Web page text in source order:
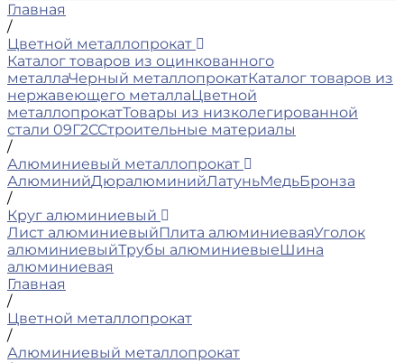
Главная
/
Цветной металлопрокат
Каталог товаров из оцинкованного
металлаЧерный металлопрокатКаталог товаров из
нержавеющего металлаЦветной
металлопрокатТовары из низколегированной
стали 09Г2ССтроительные материалы
/
Алюминиевый металлопрокат
АлюминийДюралюминийЛатуньМедьБронза
/
Круг алюминиевый
Лист алюминиевыйПлита алюминиеваяУголок
алюминиевыйТрубы алюминиевыеШина
алюминиевая
Главная
/
Цветной металлопрокат
/
Алюминиевый металлопрокат